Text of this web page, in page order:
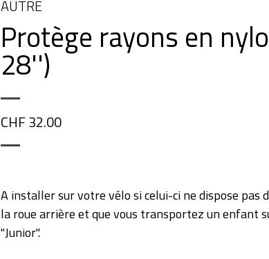
AUTRE
Protège rayons en
28'')
CHF 32.00
A installer sur votre vélo si celui-ci ne dispose pas
la roue arrière et que vous transportez un enfant
"Junior".